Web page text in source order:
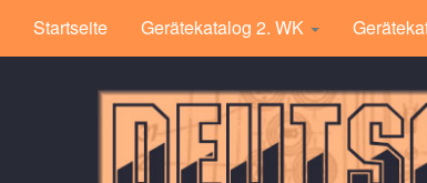
Startseite Gerätekatalog 2. WK